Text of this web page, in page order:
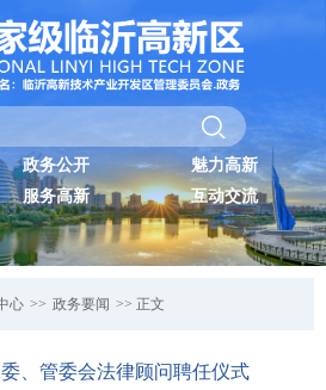
政务公开
魅力高新
服务高新
互动交流
心 >> 政务要闻 >> 正文
、管委会法律顾问聘任仪式